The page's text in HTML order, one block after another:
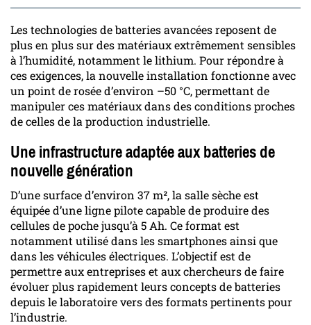
Les technologies de batteries avancées reposent de
plus en plus sur des matériaux extrêmement sensibles
à l’humidité, notamment le lithium. Pour répondre à
ces exigences, la nouvelle installation fonctionne avec
un point de rosée d’environ –50 °C, permettant de
manipuler ces matériaux dans des conditions proches
de celles de la production industrielle.
Une infrastructure adaptée aux batteries de
nouvelle génération
D’une surface d’environ 37 m², la salle sèche est
équipée d’une ligne pilote capable de produire des
cellules de poche jusqu’à 5 Ah. Ce format est
notamment utilisé dans les smartphones ainsi que
dans les véhicules électriques. L’objectif est de
permettre aux entreprises et aux chercheurs de faire
évoluer plus rapidement leurs concepts de batteries
depuis le laboratoire vers des formats pertinents pour
l’industrie.